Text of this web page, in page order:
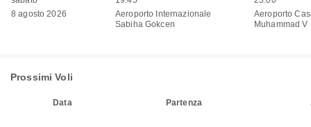
8 agosto 2026
Aeroporto Internazionale
Sabiha Gokcen
Aeroporto
Muhammad V
Prossimi Voli
Data Partenza